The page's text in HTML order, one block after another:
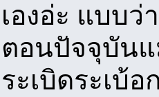
เองอ่ะ แบบว่
ตอนปัจจุบันแ
ระเบิดระเบ้